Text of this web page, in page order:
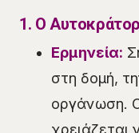
1. Ο
Ερμηνεία:
στη δομή,
οργάνωση.
χρειάζεται